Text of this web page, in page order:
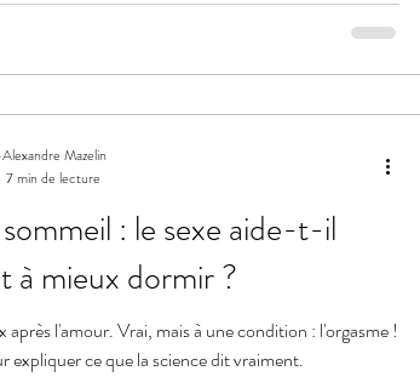
: le sexe aide-t-il
à mieux dormir ?
l'amour. Vrai, mais à une condition : l'orgasme !
expliquer ce que la science dit vraiment.
Mazelin
7 min de lecture